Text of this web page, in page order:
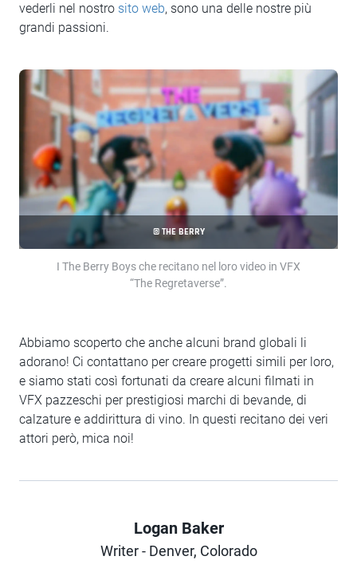
vederli nel nostro sito web, sono una delle nostre più
grandi passioni.
© THE BERRY
I The Berry Boys che recitano nel loro video in VFX
“The Regretaverse”.
Abbiamo scoperto che anche alcuni brand globali li
adorano! Ci contattano per creare progetti simili per loro,
e siamo stati così fortunati da creare alcuni filmati in
VFX pazzeschi per prestigiosi marchi di bevande, di
calzature e addirittura di vino. In questi recitano dei veri
attori però, mica noi!
Author
Logan Baker
Writer - Denver, Colorado